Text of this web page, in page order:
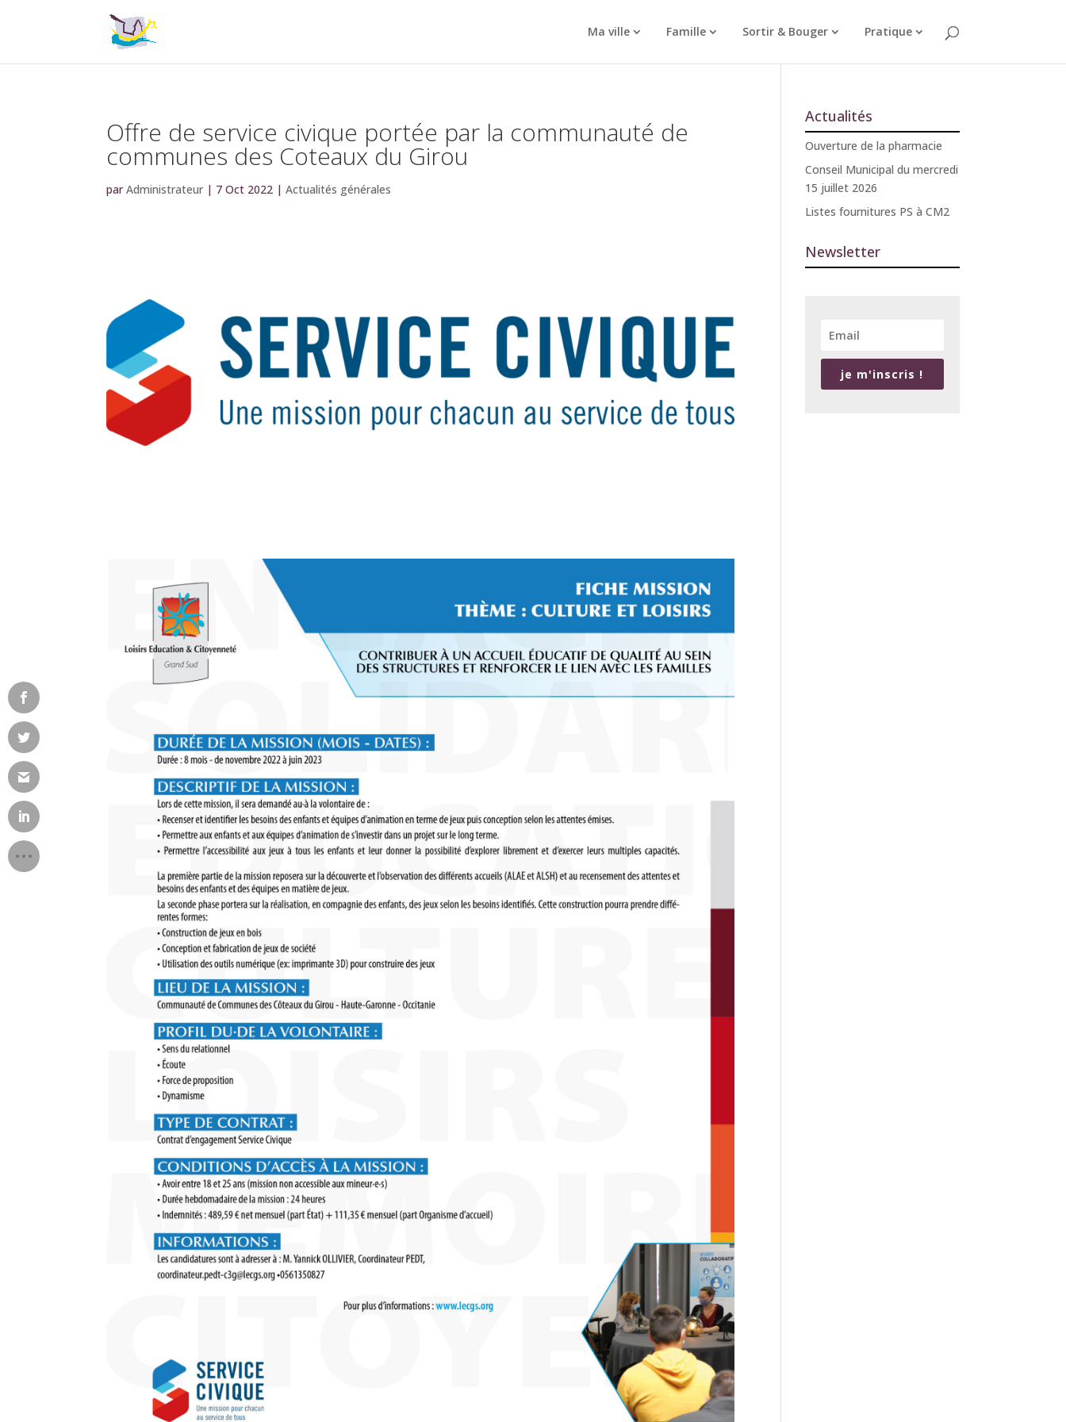
Ma ville Famille Sortir & Bouger Pratique
Offre de service civique portée par la communauté de
communes des Coteaux du Girou
parAdministrateur | 7 Oct 2022 |Actualités générales
Actualités
Ouverture de la pharmacie
Conseil Municipal du mercredi
15 juillet 2026
Listes fournitures PS à CM2
Newsletter
je m'inscris !